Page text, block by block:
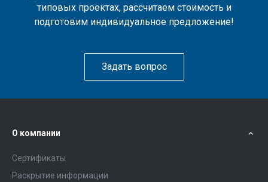
типовых проектах, рассчитаем стоимость и
подготовим индивидуальное предложение!
Задать вопрос
О компании
Сертификаты
Раскрытие информации